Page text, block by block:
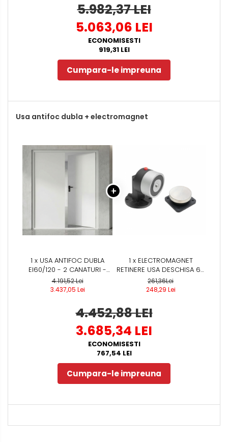
5.982,37 LEI
5.063,06 LEI
ECONOMISESTI
919,31 LEI
Cumpara-le impreuna
Usa antifoc dubla + electromagnet
1 x USA ANTIFOC DUBLA
EI60/120 - 2 CANATURI -
REZISTENTA LA FOC 60 /120
MIN - MONTAJ INTERIOR
4.191,52 Lei
3.437,05 Lei
1 x ELECTROMAGNET
RETINERE USA DESCHISA 65
KG
261,36Lei
248,29 Lei
4.452,88 LEI
3.685,34 LEI
ECONOMISESTI
767,54 LEI
Cumpara-le impreuna